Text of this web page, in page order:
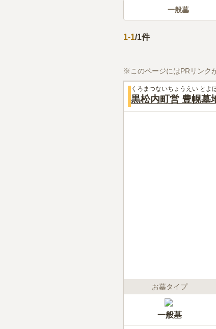
一般墓
1-1/1件
※このページにはPRリンク
くろまつないちょうえい とよ
黒松内町営 豊幌墓
お墓タイプ
一般墓